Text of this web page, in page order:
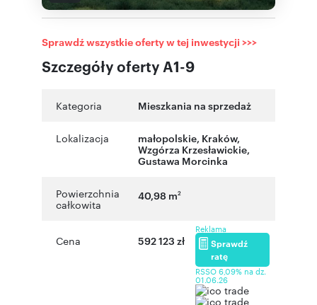
Szczegóły oferty A1-9
Sprawdź wszystkie oferty w tej inwestycji >>>
Kategoria Mieszkania na sprzedaż
Lokalizacja małopolskie, Kraków,
Wzgórza Krzesławickie,
Gustawa Morcinka
Powierzchnia
całkowita
40,98 m2
Cena 592 123 zł
Reklama
Sprawdź
ratę
RSSO 6,09% na dz.
01.06.26